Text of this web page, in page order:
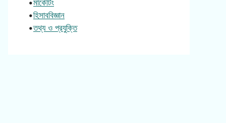
•মার্কেটিং
•হিসাববিজ্ঞান
•তথ্য ও প্রযুক্তি